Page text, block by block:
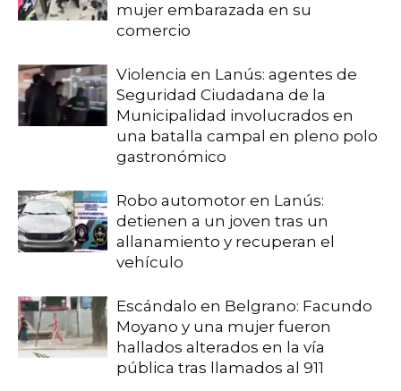
mujer embarazada en su
comercio
Violencia en Lanús: agentes de
Seguridad Ciudadana de la
Municipalidad involucrados en
una batalla campal en pleno polo
gastronómico
Robo automotor en Lanús:
detienen a un joven tras un
allanamiento y recuperan el
vehículo
Escándalo en Belgrano: Facundo
Moyano y una mujer fueron
hallados alterados en la vía
pública tras llamados al 911